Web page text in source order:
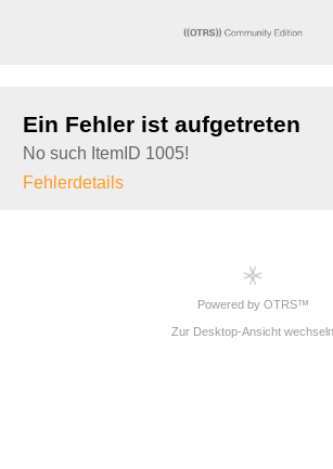
Ein Fehler ist aufgetreten
No such ItemID 1005!
Fehlerdetails
Powered by OTRS™
Zur Desktop-Ansicht wechseln